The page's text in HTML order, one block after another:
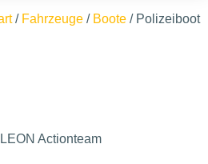
/ Fahrzeuge / Boote / Polizeiboot
Actionteam